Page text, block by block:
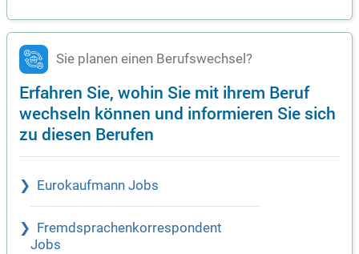
Sie planen einen Berufswechsel?
Erfahren Sie, wohin Sie mit ihrem Beruf
wechseln können und informieren Sie sich
zu diesen Berufen
Eurokaufmann Jobs
Fremdsprachenkorrespondent
Jobs